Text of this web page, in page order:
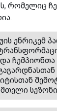
რომელიც
ენრიკემ